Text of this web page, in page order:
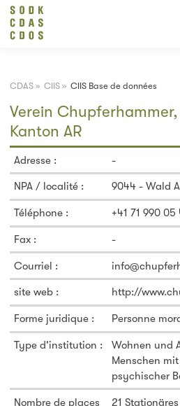
CDAS » CIIS » CIIS Base de données
Verein
Kanton AR
Adresse : -
NPA / localité : 9044 - Wald
Téléphone : +41 71 990 05
Fax : -
Courriel :
site web : http://
Forme juridique : Personne
Type d'institution :
Wohnen und
Menschen
psychischer
Nombre de places
21